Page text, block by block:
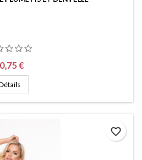
€
favorite_border